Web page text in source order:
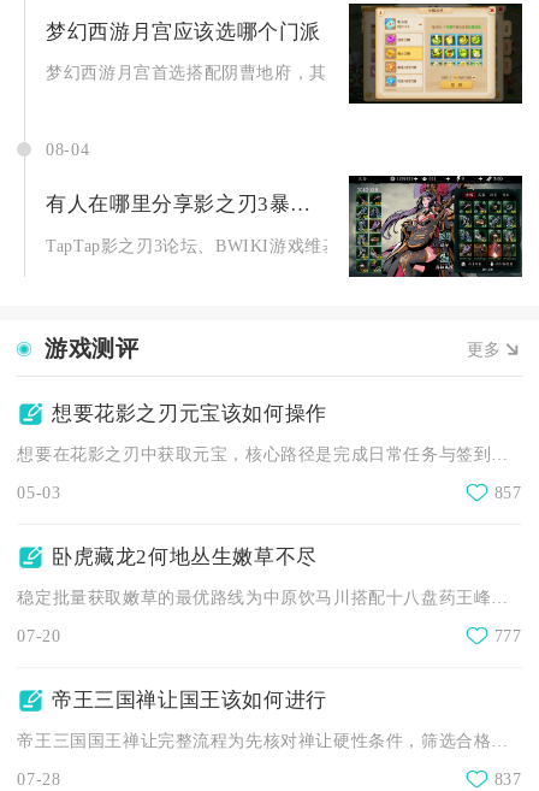
梦幻西游月宫应该选哪个门派
梦幻西游月宫首选搭配阴曹地府，其次可以搭配方寸山与化生
08-04
有人在哪里分享影之刃3暴走内核的获取方法
TapTap影之刃3论坛、BWIKI游戏维基、925G手游攻...
游戏测评 更多
想要花影之刃元宝该如何操作
05-03 857
卧虎藏龙2何地丛生嫩草不尽
07-20 777
帝王三国禅让国王该如何进行
07-28 837